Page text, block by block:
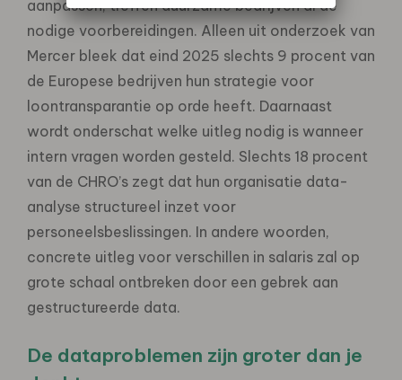
aanpassen, treffen duurzamebedrijven al de
nodige voorbereidingen. Alleen uit onderzoek van
Mercer bleek dat eind 2025 slechts 9 procent van
de Europese bedrijven hun strategie voor
loontransparantie op orde heeft. Daarnaast
wordt onderschat welke uitleg nodig is wanneer
intern vragen worden gesteld. Slechts 18 procent
van de CHRO’s zegt dat hun organisatie data-
analyse structureel inzet voor
personeelsbeslissingen. In andere woorden,
concrete uitleg voor verschillen in salaris zal op
grote schaal ontbreken door een gebrek aan
gestructureerde data.
De dataproblemen zijn groter dan je